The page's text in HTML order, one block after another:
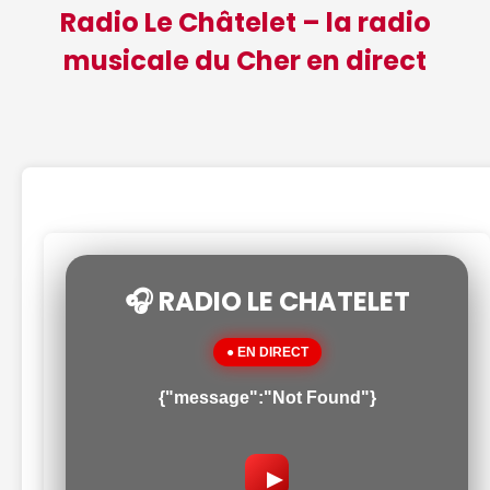
Radio Le Châtelet – la radio
musicale du Cher en direct
🎧 RADIO LE CHATELET
● EN DIRECT
{"message":"Not Found"}
▶